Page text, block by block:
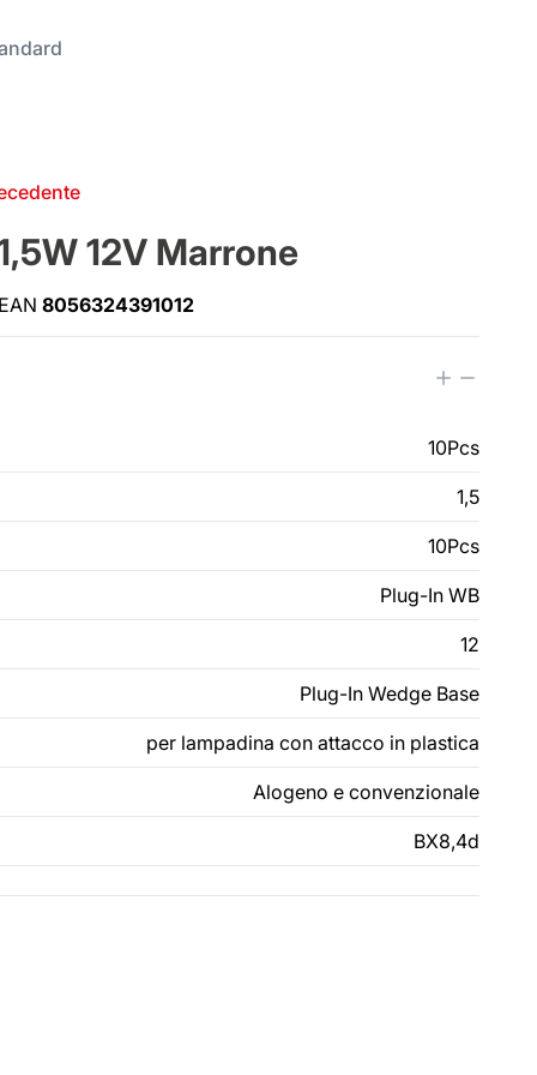
12V Marrone
8056324391012
10Pcs
1,5
10Pcs
Plug-In WB
12
Plug-In Wedge Base
per lampadina con attacco in plastica
Alogeno e convenzionale
BX8,4d